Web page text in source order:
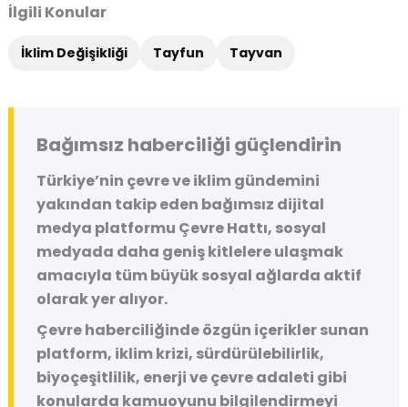
İlgili Konular
İklim Değişikliği Tayfun Tayvan
Bağımsız haberciliği güçlendirin
Türkiye’nin çevre ve iklim gündemini
yakından takip eden bağımsız dijital
medya platformu Çevre Hattı, sosyal
medyada daha geniş kitlelere ulaşmak
amacıyla tüm büyük sosyal ağlarda aktif
olarak yer alıyor.
Çevre haberciliğinde özgün içerikler sunan
platform, iklim krizi, sürdürülebilirlik,
biyoçeşitlilik, enerji ve çevre adaleti gibi
konularda kamuoyunu bilgilendirmeyi